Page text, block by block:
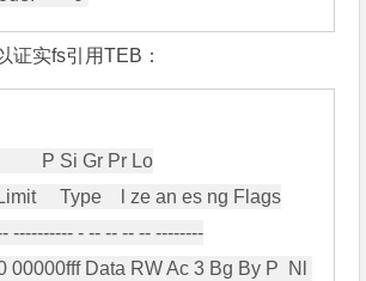
证实fs引用TEB：
Type    l ze an es ng Flags
---------- - -- -- -- -- --------
00000fff Data RW Ac 3 Bg By P  Nl